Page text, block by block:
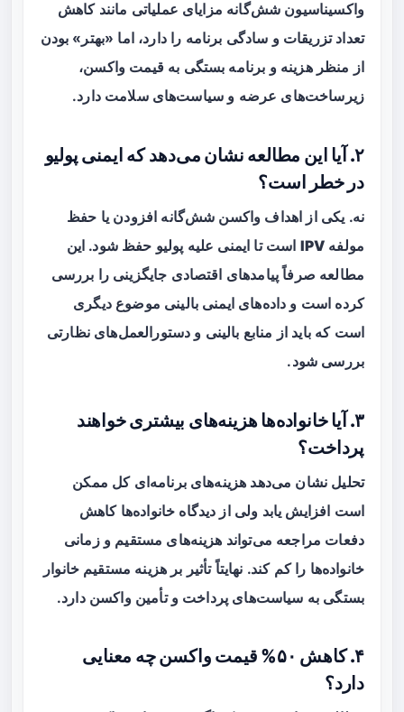
واکسیناسیون شش‌گانه مزایای عملیاتی مانند کاهش
تعداد تزریقات و سادگی برنامه را دارد، اما «بهتر» بودن
از منظر هزینه و برنامه بستگی به قیمت واکسن،
زیرساخت‌های عرضه و سیاست‌های سلامت دارد.
۲. آیا این مطالعه نشان می‌دهد که ایمنی پولیو
در خطر است؟
نه. یکی از اهداف واکسن شش‌گانه افزودن یا حفظ
مولفه IPV است تا ایمنی علیه پولیو حفظ شود. این
مطالعه صرفاً پیامدهای اقتصادی جایگزینی را بررسی
کرده است و داده‌های ایمنی بالینی موضوع دیگری
است که باید از منابع بالینی و دستورالعمل‌های نظارتی
بررسی شود.
۳. آیا خانواده‌ها هزینه‌های بیشتری خواهند
پرداخت؟
تحلیل نشان می‌دهد هزینه‌های برنامه‌ای کل ممکن
است افزایش یابد ولی از دیدگاه خانواده‌ها کاهش
دفعات مراجعه می‌تواند هزینه‌های مستقیم و زمانی
خانواده‌ها را کم کند. نهایتاً تأثیر بر هزینه مستقیم خانوار
بستگی به سیاست‌های پرداخت و تأمین واکسن دارد.
۴. کاهش ۵۰% قیمت واکسن چه معنایی
دارد؟